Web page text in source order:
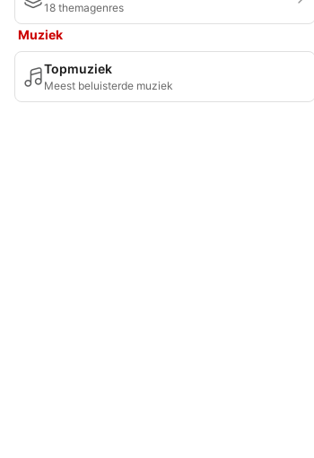
18 themagenres
Muziek
Topmuziek
Meest beluisterde muziek